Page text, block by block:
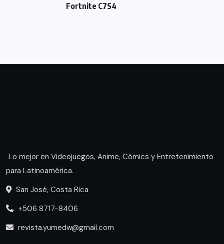
Fortnite C7S4
Lo mejor en Videojuegos, Anime, Cómics y Entretenimiento
para Latinoamérica.
San José, Costa Rica
+506 8717-8406
revista.yumedw@gmail.com